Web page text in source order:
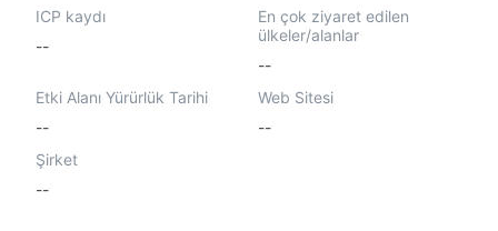
ICP kaydı
--
En çok ziyaret edilen
ülkeler/alanlar
--
Etki Alanı Yürürlük Tarihi
--
Web Sitesi
--
Şirket
--